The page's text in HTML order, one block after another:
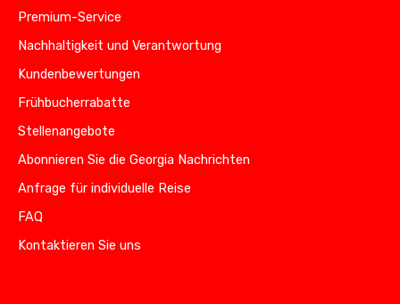
Premium-Service
Nachhaltigkeit und Verantwortung
Kundenbewertungen
Frühbucherrabatte
Stellenangebote
Abonnieren Sie die Georgia Nachrichten
Anfrage für individuelle Reise
FAQ
Kontaktieren Sie uns